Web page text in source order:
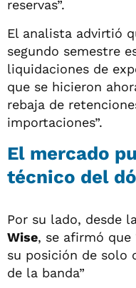
reservas”.
El analista advirtió
segundo semestre
liquidaciones de
que se hicieron
rebaja de
importaciones”.
El mercado
técnico del
Por su lado, desde
Wise, se afirmó que
su posición de solo
de la banda”